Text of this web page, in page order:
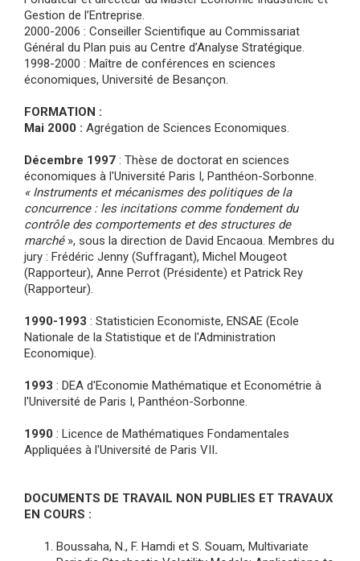
Gestion de l’Entreprise.
2000-2006 : Conseiller Scientifique au Commissariat
Général du Plan puis au Centre d’Analyse Stratégique.
1998-2000 : Maître de conférences en sciences
économiques, Université de Besançon.
FORMATION :
Mai 2000 : Agrégation de Sciences Economiques.
Décembre 1997 : Thèse de doctorat en sciences
économiques à l'Université Paris I, Panthéon-Sorbonne.
« Instruments et mécanismes des politiques de la
concurrence : les incitations comme fondement du
contrôle des comportements et des structures de
marché », sous la direction de David Encaoua. Membres du
jury : Frédéric Jenny (Suffragant), Michel Mougeot
(Rapporteur), Anne Perrot (Présidente) et Patrick Rey
(Rapporteur).
1990-1993 : Statisticien Economiste, ENSAE (Ecole
Nationale de la Statistique et de l'Administration
Economique).
1993 : DEA d'Economie Mathématique et Econométrie à
l'Université de Paris I, Panthéon-Sorbonne.
1990 : Licence de Mathématiques Fondamentales
Appliquées à l'Université de Paris VII.
DOCUMENTS DE TRAVAIL NON PUBLIES ET TRAVAUX
EN COURS :
Boussaha, N., F. Hamdi et S. Souam, Multivariate